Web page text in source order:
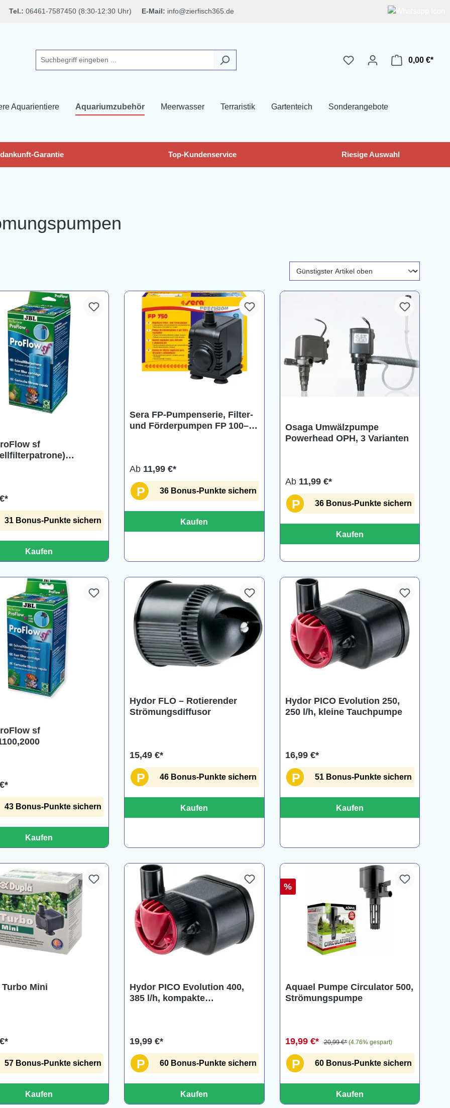
Tel.: 06461-7587450 (8:30-12:30 Uhr) E-Mail: info@zierfisch365.de
0,00 €*
Aquarientiere Aquariumzubehör Meerwasser Terraristik Gartenteich Sonderangebote
Garantie Top-Kundenservice Riesige Auswahl
sf
31 Bonus-Punkte sichern
Kaufen
Sera FP-Pumpenserie, Filter-
und Förderpumpen FP 100–
Ab 11,99 €*
P 36 Bonus-Punkte sichern
Kaufen
Osaga Umwälzpumpe
Powerhead OPH, 3 Varianten
Ab 11,99 €*
P 36 Bonus-Punkte sichern
Kaufen
sf
43 Bonus-Punkte sichern
Kaufen
Hydor FLO – Rotierender
Strömungsdiffusor
15,49 €*
P 46 Bonus-Punkte sichern
Kaufen
Hydor PICO Evolution 250,
250 l/h, kleine Tauchpumpe
16,99 €*
P 51 Bonus-Punkte sichern
Kaufen
Turbo Mini
57 Bonus-Punkte sichern
Kaufen
Hydor PICO Evolution 400,
385 l/h, kompakte
19,99 €*
P 60 Bonus-Punkte sichern
Kaufen
%
Aquael Pumpe Circulator 500,
Strömungspumpe
19,99 €* 20,99 €* (4.76% gespart)
P 60 Bonus-Punkte sichern
Kaufen